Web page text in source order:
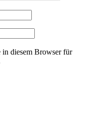
diesem Browser für